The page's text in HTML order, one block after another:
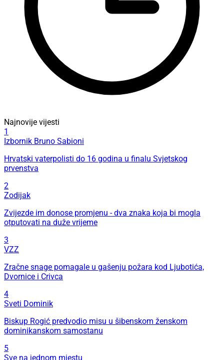
Najnovije vijesti
1
Izbornik Bruno Sabioni
Hrvatski vaterpolisti do 16 godina u finalu Svjetskog
prvenstva
2
Zodijak
Zvijezde im donose promjenu - dva znaka koja bi mogla
otputovati na duže vrijeme
3
VZZ
Zračne snage pomagale u gašenju požara kod Ljubotića,
Dvornice i Crivca
4
Sveti Dominik
Biskup Rogić predvodio misu u šibenskom ženskom
dominikanskom samostanu
5
Sve na jednom mjestu